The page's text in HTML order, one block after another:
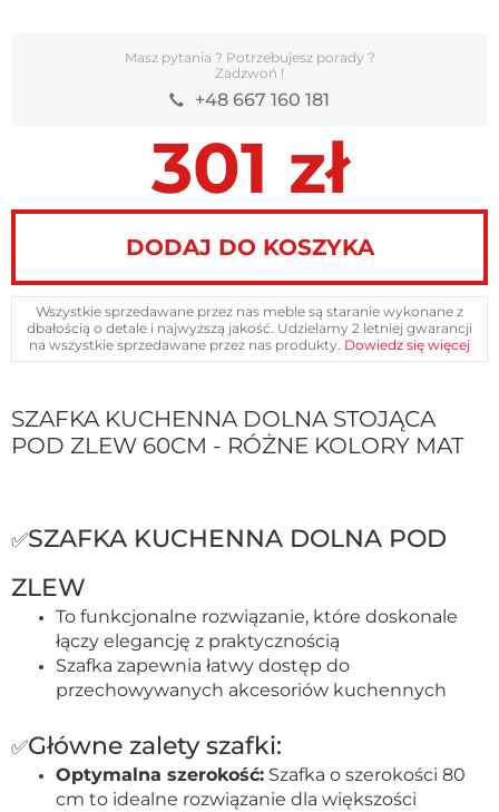
Masz pytania ? Potrzebujesz porady ?
Zadzwoń !
+48 667 160 181
301 zł
DODAJ DO KOSZYKA
Wszystkie sprzedawane przez nas meble są staranie wykonane z
dbałością o detale i najwyższą jakość. Udzielamy 2 letniej gwarancji
na wszystkie sprzedawane przez nas produkty. Dowiedz się więcej
SZAFKA KUCHENNA DOLNA STOJĄCA
POD ZLEW 60CM - RÓŻNE KOLORY MAT
✅SZAFKA KUCHENNA DOLNA POD
ZLEW
To funkcjonalne rozwiązanie, które doskonale
łączy elegancję z praktycznością
Szafka zapewnia łatwy dostęp do
przechowywanych akcesoriów kuchennych
✅Główne zalety szafki:
Optymalna szerokość: Szafka o szerokości 80
cm to idealne rozwiązanie dla większości